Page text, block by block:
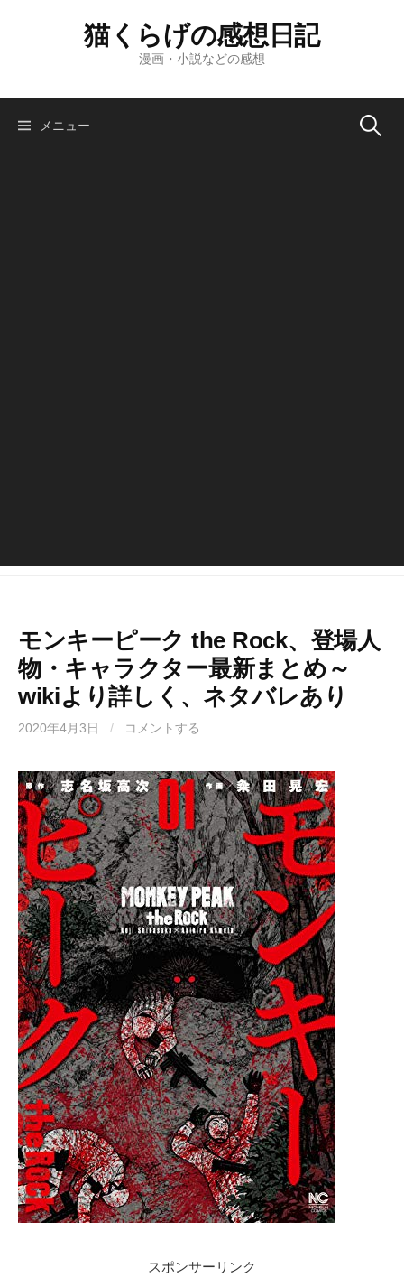
ツ
猫くらげの感想日記
漫画・小説などの感想
メニュー 検
モンキーピーク the Rock、登場人
物・キャラクター最新まとめ～
wikiより詳しく、ネタバレあり
2020年4月3日 / コメントする
スポンサーリンク